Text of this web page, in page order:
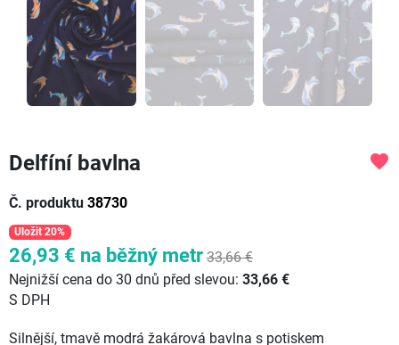
Delfíní bavlna
Č. produktu 38730
favorite
Uložit 20%
26,93 € na běžný metr 33,66 €
Nejnižší cena do 30 dnů před slevou: 33,66 €
S DPH
Silnější, tmavě modrá žakárová bavlna s potiskem